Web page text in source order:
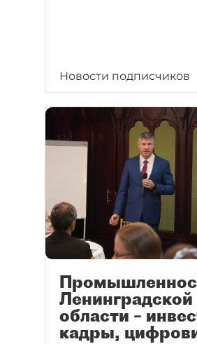
Новости подписчиков
Ленинградской
области –
кадры,